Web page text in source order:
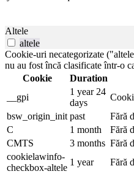
Altele
altele
Cookie-uri necategorizate
nu au fost încă clasificate într-o
Cookie
Duration
__gpi
1 year 24
days
bsw_origin_init past
Fără
C
1 month
Fără
CMTS
3 months Fără
cookielawinfo-
checkbox-altele
1 year
Fără